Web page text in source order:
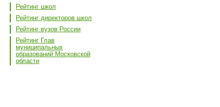
Рейтинг школ
Рейтинг директоров школ
Рейтинг вузов России
Рейтинг Глав
муниципальных
образований Московской
области